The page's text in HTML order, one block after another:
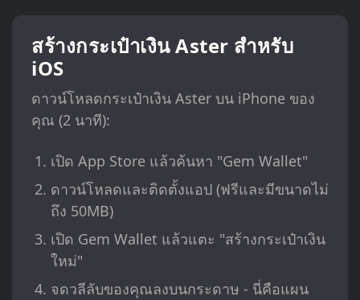
สร้างกระเป๋าเงิน Aster สำหรับ
iOS
ดาวน์โหลดกระเป๋าเงิน Aster บน iPhone ของ
คุณ (2 นาที):
เปิด App Store แล้วค้นหา "Gem Wallet"
ดาวน์โหลดและติดตั้งแอป (ฟรีและมีขนาดไม่
ถึง 50MB)
เปิด Gem Wallet แล้วแตะ "สร้างกระเป๋าเงิน
ใหม่"
จดวลีลับของคุณลงบนกระดาษ - นี่คือแผน